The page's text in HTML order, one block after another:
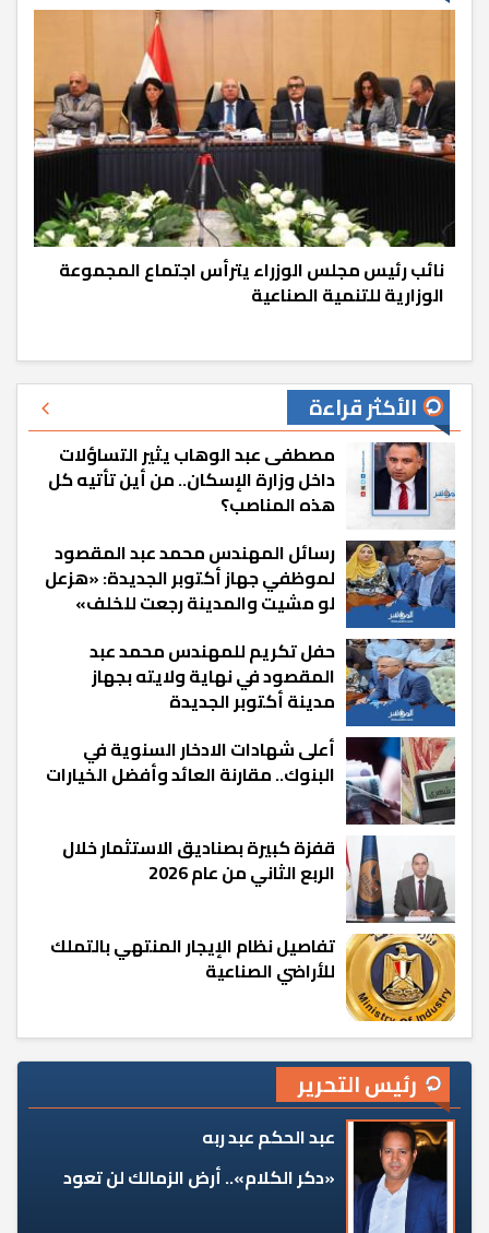
نائب رئيس مجلس الوزراء يترأس اجتماع المجموعة
الوزارية للتنمية الصناعية
الأكثر قراءة
مصطفى عبد الوهاب يثير التساؤلات
داخل وزارة الإسكان.. من أين تأتيه كل
هذه المناصب؟
رسائل المهندس محمد عبد المقصود
لموظفي جهاز أكتوبر الجديدة: «هزعل
لو مشيت والمدينة رجعت للخلف»
حفل تكريم للمهندس محمد عبد
المقصود في نهاية ولايته بجهاز
مدينة أكتوبر الجديدة
أعلى شهادات الادخار السنوية في
البنوك.. مقارنة العائد وأفضل الخيارات
قفزة كبيرة بصناديق الاستثمار خلال
الربع الثاني من عام 2026
تفاصيل نظام الإيجار المنتهي بالتملك
للأراضي الصناعية
رئيس التحرير
عبد الحكم عبد ربه
«دكر الكلام».. أرض الزمالك لن تعود